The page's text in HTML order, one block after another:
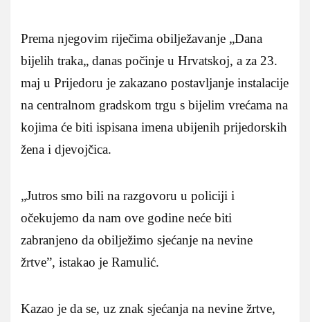
Prema njegovim riječima obilježavanje „Dana
bijelih traka„ danas počinje u Hrvatskoj, a za 23.
maj u Prijedoru je zakazano postavljanje instalacije
na centralnom gradskom trgu s bijelim vrećama na
kojima će biti ispisana imena ubijenih prijedorskih
žena i djevojčica.
„Jutros smo bili na razgovoru u policiji i
očekujemo da nam ove godine neće biti
zabranjeno da obilježimo sjećanje na nevine
žrtve”, istakao je Ramulić.
Kazao je da se, uz znak sjećanja na nevine žrtve,